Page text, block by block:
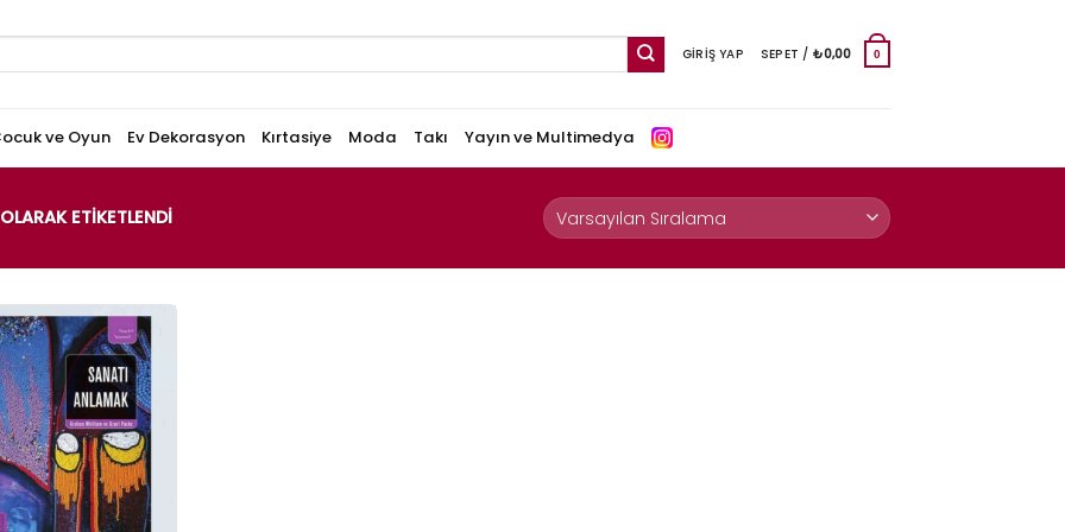
GIRIŞ YAP SEPET / ₺0,00 0
ve Oyun Ev Dekorasyon Kırtasiye Moda Takı Yayın ve Multimedya
ETIKETLENDI